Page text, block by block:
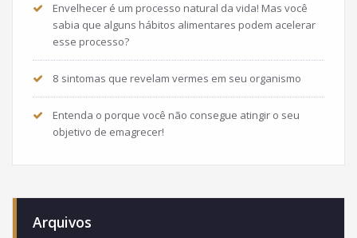
Envelhecer é um processo natural da vida! Mas você
sabia que alguns hábitos alimentares podem acelerar
esse processo?
8 sintomas que revelam vermes em seu organismo
Entenda o porque você não consegue atingir o seu
objetivo de emagrecer!
Arquivos